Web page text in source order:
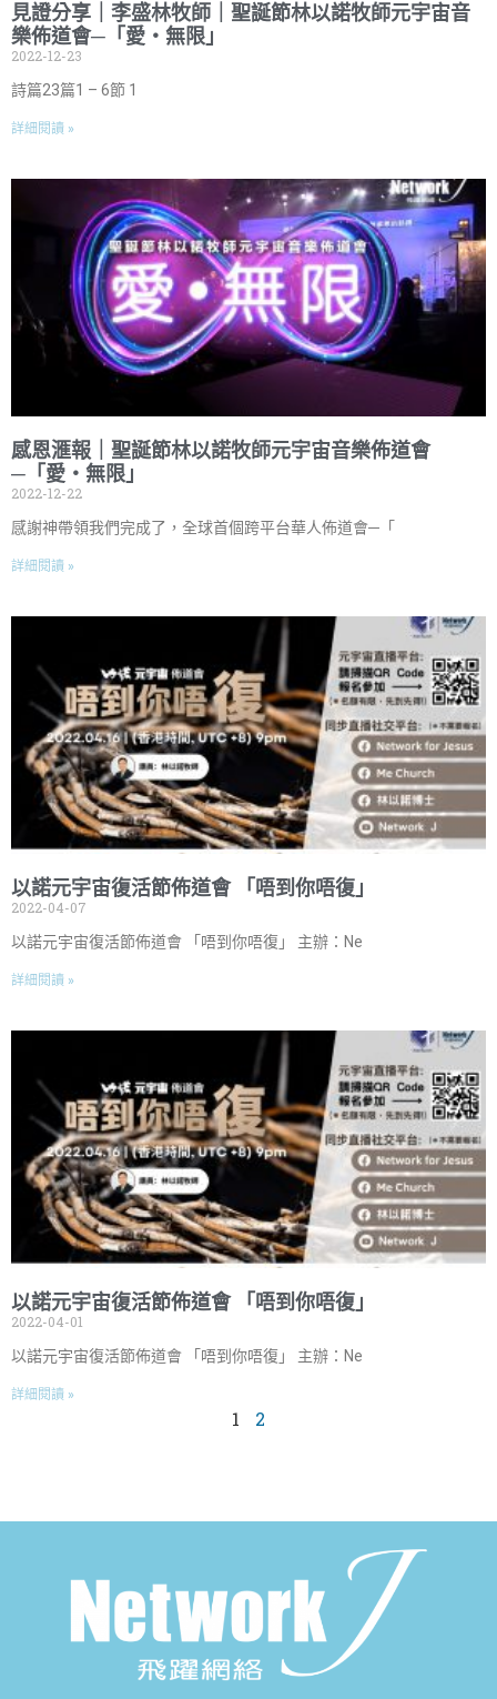
見證分享｜李盛林牧師｜聖誕節林以諾牧師元宇宙音
樂佈道會─「愛・無限」
2022-12-23
詩篇23篇1 – 6節 1
詳細閱讀 »
感恩滙報｜聖誕節林以諾牧師元宇宙音樂佈道會
─「愛・無限」
2022-12-22
感謝神帶領我們完成了，全球首個跨平台華人佈道會─「
詳細閱讀 »
以諾元宇宙復活節佈道會 「唔到你唔復」
2022-04-07
以諾元宇宙復活節佈道會 「唔到你唔復」 主辦：Ne
詳細閱讀 »
以諾元宇宙復活節佈道會 「唔到你唔復」
2022-04-01
以諾元宇宙復活節佈道會 「唔到你唔復」 主辦：Ne
詳細閱讀 »
1 2